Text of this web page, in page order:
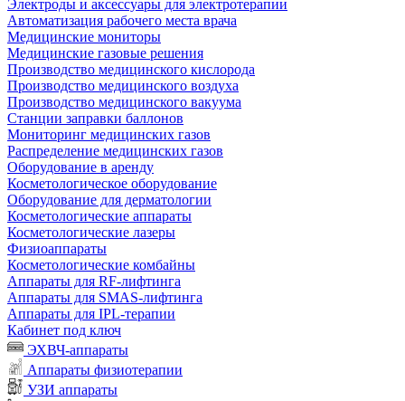
Электроды и аксессуары для электротерапии
Автоматизация рабочего места врача
Медицинские мониторы
Медицинские газовые решения
Производство медицинского кислорода
Производство медицинского воздуха
Производство медицинского вакуума
Станции заправки баллонов
Мониторинг медицинских газов
Распределение медицинских газов
Оборудование в аренду
Косметологическое оборудование
Оборудование для дерматологии
Косметологические аппараты
Косметологические лазеры
Физиоаппараты
Косметологические комбайны
Аппараты для RF-лифтинга
Аппараты для SMAS-лифтинга
Аппараты для IPL-терапии
Кабинет под ключ
ЭХВЧ-аппараты
Аппараты физиотерапии
УЗИ аппараты